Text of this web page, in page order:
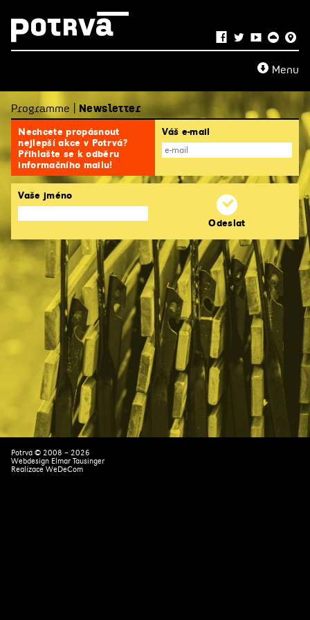
Menu
Programme | Newsletter
Nechcete propásnout
nejlepší akce v Potrvá?
Přihlašte se k odběru
informačního mailu!
Váš e-mail
Vaše jméno
Potrvá © 2008 – 2026
Webdesign Elmar Tausinger
Realizace WeDeCom